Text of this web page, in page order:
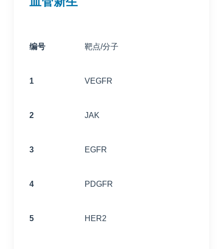
编号 靶点/分子
1 VEGFR
2 JAK
3 EGFR
4 PDGFR
5 HER2